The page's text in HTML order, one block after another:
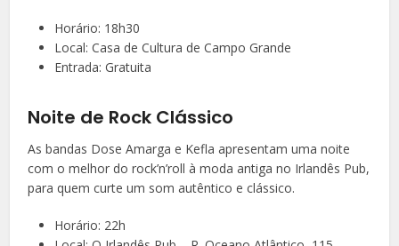
Horário: 18h30
Local: Casa de Cultura de Campo Grande
Entrada: Gratuita
Noite de Rock Clássico
As bandas Dose Amarga e Kefla apresentam uma noite
com o melhor do rock’n’roll à moda antiga no Irlandês Pub,
para quem curte um som autêntico e clássico.
Horário: 22h